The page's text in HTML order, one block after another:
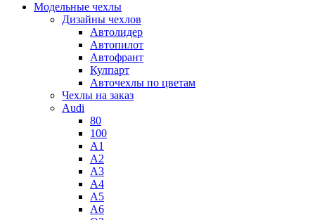
Модельные чехлы
Дизайны чехлов
Автолидер
Автопилот
Автофрант
Кулпарт
Авточехлы по цветам
Чехлы на заказ
Audi
80
100
A1
A2
A3
A4
A5
A6